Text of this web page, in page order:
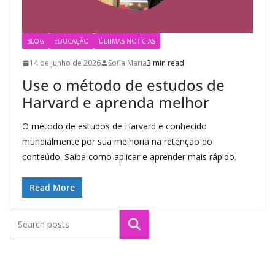
BLOG EDUCAÇÃO ÚLTIMAS NOTÍCIAS
14 de junho de 2026 Sofia Maria3 min read
Use o método de estudos de
Harvard e aprenda melhor
O método de estudos de Harvard é conhecido
mundialmente por sua melhoria na retenção do
conteúdo. Saiba como aplicar e aprender mais rápido.
Read More
Pesquisar